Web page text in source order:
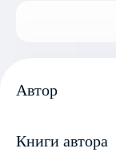
Автор
Книги автора